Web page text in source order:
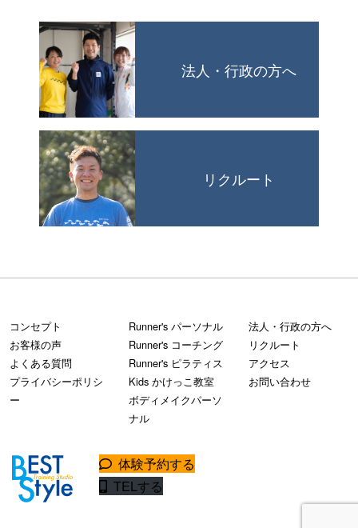
法人・行政の方へ
リクルート
コンセプト
お客様の声
よくある質問
プライバシーポリシ
ー
Runner's パーソナル
Runner's コーチング
Runner's ピラティス
Kids かけっこ教室
ボディメイクパーソ
ナル
法人・行政の方へ
リクルート
アクセス
お問い合わせ
体験予約する
TELする